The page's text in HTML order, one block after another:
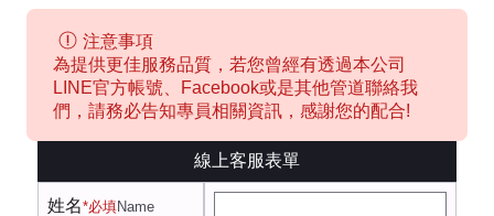
注意事項
為提供更佳服務品質，若您曾經有透過本公司
LINE官方帳號、Facebook或是其他管道聯絡我
們，請務必告知專員相關資訊，感謝您的配合!
線上客服表單
姓名*必填Name